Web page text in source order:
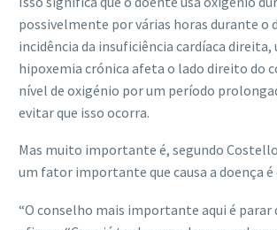
possivelmente por várias horas durante o
incidência da insuficiência cardíaca direita,
hipoxemia crónica afeta o lado direito do
nível de oxigénio por um período
evitar que isso ocorra.
Mas muito importante é, segundo
um fator importante que causa a doença é
“O conselho mais importante aqui é parar